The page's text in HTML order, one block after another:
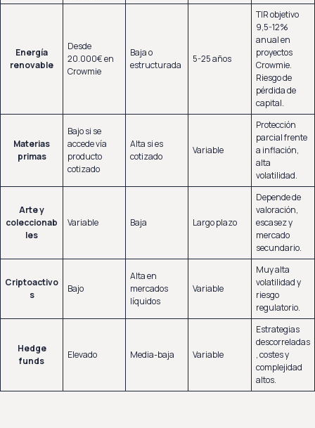
Energía
renovable
Desde
20.000€ en
Crowmie
Baja o
estructurada
5-25 años
TIR objetivo
9,5-12%
anual en
proyectos
Crowmie.
Riesgo de
pérdida de
capital.
Materias
primas
Bajo si se
accede vía
producto
cotizado
Alta si es
cotizado
Variable
Protección
parcial frente
a inflación,
alta
volatilidad.
Arte y
coleccionab
les
Variable Baja Largo plazo
Depende de
valoración,
escasez y
mercado
secundario.
Criptoactivo
s
Bajo
Alta en
mercados
líquidos
Variable
Muy alta
volatilidad y
riesgo
regulatorio.
Hedge
funds
Elevado Media-baja Variable
Estrategias
descorreladas
, costes y
complejidad
altos.